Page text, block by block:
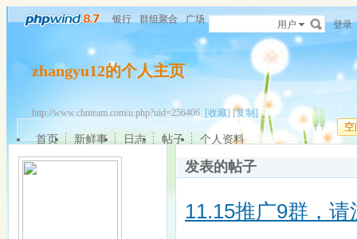
银行 群组聚合 广场 用户 登录
zhangyu12的个人主页
http://www.chnteam.com/u.php?uid=256406 [收藏] [复制]
空
首页 新鲜事 日志 帖子 个人资料
发表的帖子
11.15推广9群，